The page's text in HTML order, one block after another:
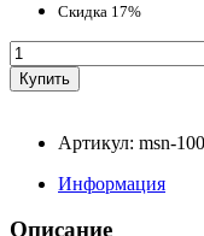
Скидка 17%
Артикул: msn-
Информация
Описание